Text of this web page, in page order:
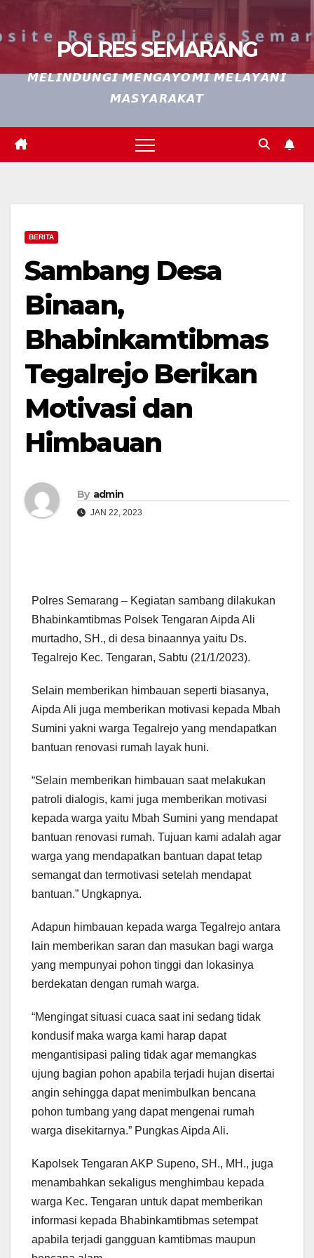
POLRES SEMARANG
𝙈𝙀𝙇𝙄𝙉𝘿𝙐𝙉𝙂𝙄 𝙈𝙀𝙉𝙂𝘼𝙔𝙊𝙈𝙄 𝙈𝙀𝙇𝘼𝙔𝘼𝙉𝙄
𝙈𝘼𝙎𝙔𝘼𝙍𝘼𝙆𝘼𝙏
BERITA
Sambang Desa
Binaan,
Bhabinkamtibmas
Tegalrejo Berikan
Motivasi dan
Himbauan
By admin
JAN 22, 2023
Polres Semarang – Kegiatan sambang dilakukan
Bhabinkamtibmas Polsek Tengaran Aipda Ali
murtadho, SH., di desa binaannya yaitu Ds.
Tegalrejo Kec. Tengaran, Sabtu (21/1/2023).
Selain memberikan himbauan seperti biasanya,
Aipda Ali juga memberikan motivasi kepada Mbah
Sumini yakni warga Tegalrejo yang mendapatkan
bantuan renovasi rumah layak huni.
“Selain memberikan himbauan saat melakukan
patroli dialogis, kami juga memberikan motivasi
kepada warga yaitu Mbah Sumini yang mendapat
bantuan renovasi rumah. Tujuan kami adalah agar
warga yang mendapatkan bantuan dapat tetap
semangat dan termotivasi setelah mendapat
bantuan.” Ungkapnya.
Adapun himbauan kepada warga Tegalrejo antara
lain memberikan saran dan masukan bagi warga
yang mempunyai pohon tinggi dan lokasinya
berdekatan dengan rumah warga.
“Mengingat situasi cuaca saat ini sedang tidak
kondusif maka warga kami harap dapat
mengantisipasi paling tidak agar memangkas
ujung bagian pohon apabila terjadi hujan disertai
angin sehingga dapat menimbulkan bencana
pohon tumbang yang dapat mengenai rumah
warga disekitarnya.” Pungkas Aipda Ali.
Kapolsek Tengaran AKP Supeno, SH., MH., juga
menambahkan sekaligus menghimbau kepada
warga Kec. Tengaran untuk dapat memberikan
informasi kepada Bhabinkamtibmas setempat
apabila terjadi gangguan kamtibmas maupun